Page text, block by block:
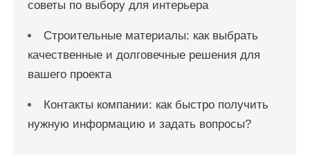
советы по выбору для интерьера
Строительные материалы: как выбрать
качественные и долговечные решения для
вашего проекта
Контакты компании: как быстро получить
нужную информацию и задать вопросы?